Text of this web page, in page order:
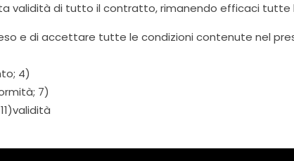
validità di tutto il contratto, rimanendo efficaci tutte
e di accettare tutte le condizioni contenute nel
4)
7)